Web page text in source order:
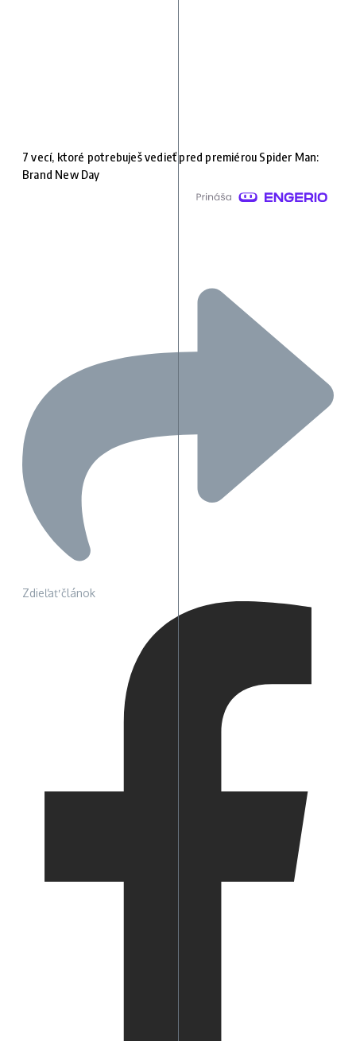
7 vecí, ktoré potrebuješ vedieť pred premiérou Spider Man:
Brand New Day
Zdieľať článok